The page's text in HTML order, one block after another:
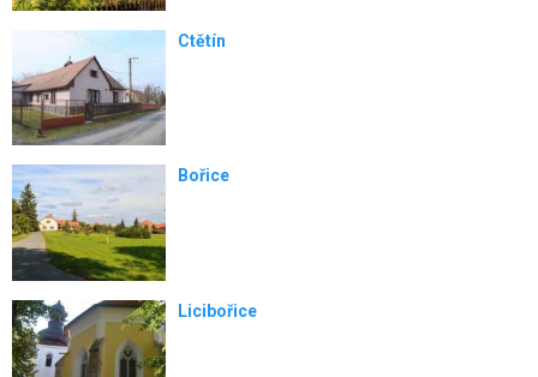
Ctětín
Bořice
Licibořice